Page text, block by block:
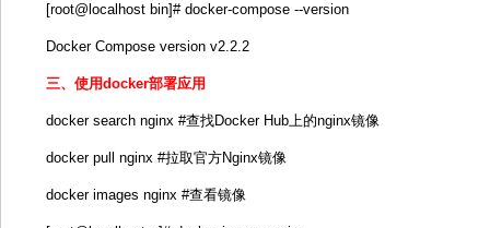
[root@localhost bin]# docker-compose --version
Docker Compose version v2.2.2
三、使用docker部署应用
docker search nginx #查找Docker Hub上的nginx镜像
docker pull nginx #拉取官方Nginx镜像
docker images nginx #查看镜像